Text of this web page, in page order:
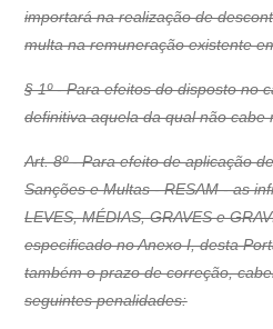
importará na realização de
multa na remuneração existente
§ 1º - Para efeitos do disposto no
definitiva aquela da qual não cabe
Art. 8º - Para efeito de aplicação
Sanções e Multas - RESAM - as
LEVES, MÉDIAS, GRAVES e
especificado no Anexo I, desta
também o prazo de correção,
seguintes penalidades: